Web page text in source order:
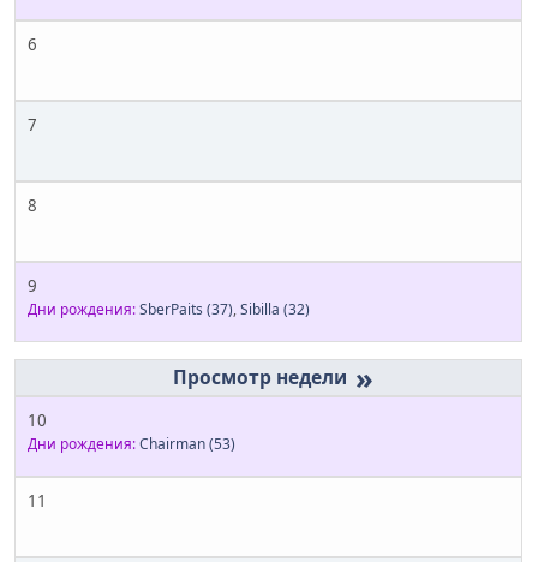
6
7
8
9
Дни рождения:SberPaits (37),Sibilla (32)
»
10
Дни рождения:Chairman(53)
11